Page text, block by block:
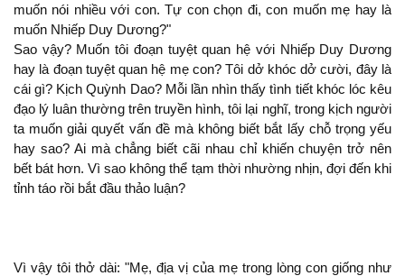
muốn
nhiều với con. Tự con chọn
, con muốn mẹ hay là
muốn Nhiếp Duy Dương?"
Sao vậy? Muốn tôi đoạn tuyệt quan hệ với Nhiếp Duy Dương
hay là đoạn tuyệt quan hệ mẹ con? Tôi dở khóc dở cười, đây là
cái gì? Kịch Quỳnh Dao? Mỗi lần nhìn thấy tình tiết khóc lóc kêu
đạo lý luân thường
truyền hình, tôi lại nghĩ, trong kịch người
ta muốn giải quyết vấn đề mà
biết bắt lấy chỗ trọng yếu
hay sao? Ai mà chẳng biết cãi nhau chỉ khiến chuyện trở nên
bết bát hơn. Vì sao
thể tạm thời nhường nhịn, đợi đến khi
tỉnh táo rồi bắt đầu thảo luận?
Vì vậy tôi thở dài: "Mẹ, địa vị của mẹ trong lòng con giống như